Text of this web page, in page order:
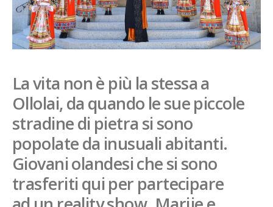
German
English
French
Italiano
La vita non è più la stessa a
Ollolai, da quando le sue piccole
stradine di pietra si sono
popolate da inusuali abitanti.
Giovani olandesi che si sono
trasferiti qui per partecipare